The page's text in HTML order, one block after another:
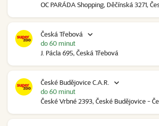
OC PARÁDA Shopping, Děčínská 3271,
Česká Třebová
J. Pácla 695, Česká Třebová
do 60 minut
České Budějovice C.A.R.
České Vrbné 2393, České Budějovice -
do 60 minut